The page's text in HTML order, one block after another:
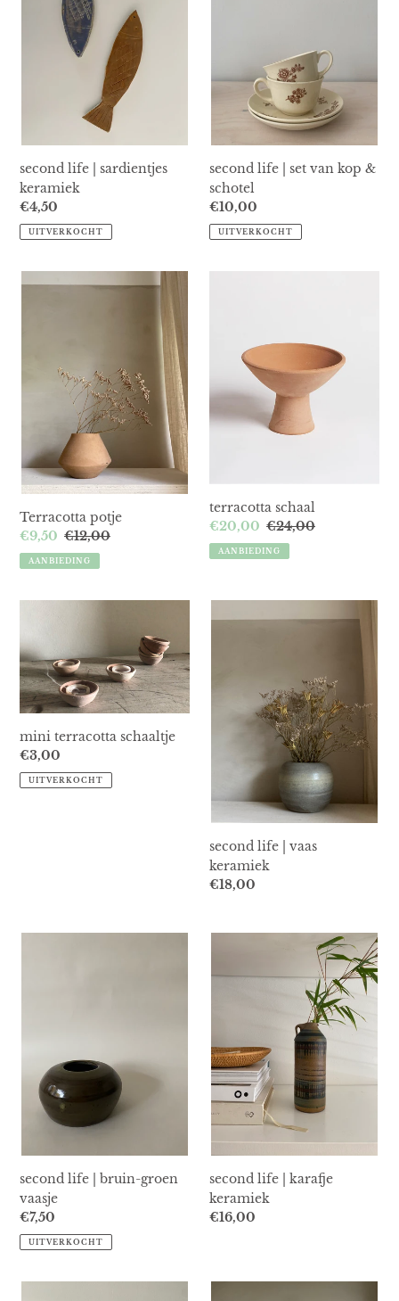
keramiek
second life | sardientjes
keramiek
Normale
prijs
€4,50
UITVERKOCHT
second life | set van kop &
schotel
Normale
prijs
€10,00
UITVERKOCHT
Terracotta potje
Aanbiedingsprijs
€9,50 Normale
prijs
€12,00
AANBIEDING
terracotta schaal
Aanbiedingsprijs
€20,00 Normale
prijs
€24,00
AANBIEDING
schaaltje
mini terracotta schaaltje
Normale
prijs
€3,00
UITVERKOCHT
keramiek
second life | vaas
keramiek
Normale
€18,00
second life | bruin-groen
vaasje
Normale
prijs
€7,50
UITVERKOCHT
|
second life | karafje
keramiek
Normale
€16,00